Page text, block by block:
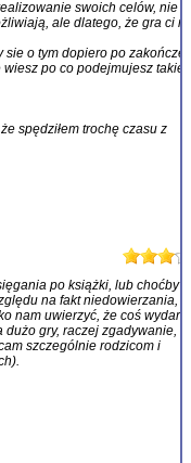
swoich celów, nie
ale dlatego, że gra ci
sie o tym dopiero po
wiesz po co podejmujesz takie
spędziłem trochę czasu z
po książki, lub choćby
na fakt niedowierzania,
nam uwierzyć, że coś
dużo gry, raczej zgadywanie,
szczególnie rodzicom i